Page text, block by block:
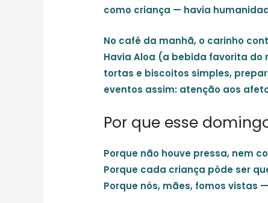
como criança — havia
No café da manhã, o carinho
HaviaAloa (a bebida favorita do
tortas e biscoitos simples,
eventos assim: atenção aos
Por que esse
Porque não houve pressa, nem
Porque cada criança pôde ser
Porque nós, mães, fomos vistas